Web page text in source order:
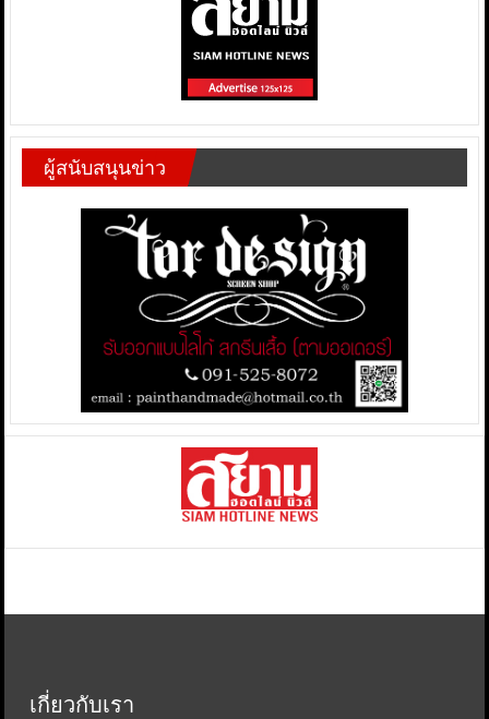
ผู้สนับสนุนข่าว
เกี่ยวกับเรา